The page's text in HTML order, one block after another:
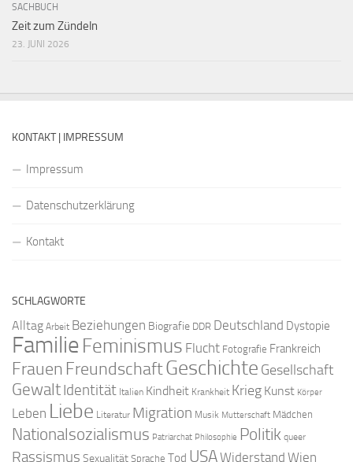
SACHBUCH
Zeit zum Zündeln
23. JUNI 2026
KONTAKT | IMPRESSUM
Impressum
Datenschutzerklärung
Kontakt
SCHLAGWORTE
Alltag Arbeit Beziehungen Biografie DDR Deutschland Dystopie
FamilieFeminismus Flucht Fotografie Frankreich
Frauen FreundschaftGeschichte Gesellschaft
GewaltIdentität Italien Kindheit Krankheit Krieg Kunst Körper
Leben Liebe Literatur Migration Musik Mutterschaft Mädchen
Nationalsozialismus Patriarchat Philosophie Politik queer
Rassismus SexualitätSprache Tod USAWiderstand Wien